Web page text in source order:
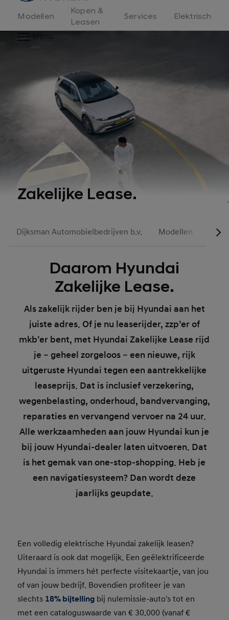
Modellen
Kopen &
Leasen
Services
Elektrisch
Zakelijke Lease.
Dijksman Automobielbedrijven b.v. Modellen
Daarom Hyundai
Zakelijke Lease.
Als zakelijk rijder ben je bij Hyundai aan het
juiste adres. Of je nu leaserijder, zzp’er of
mkb’er bent, met Hyundai Zakelijke Lease rijd
je – geheel zorgeloos – een nieuwe, rijk
uitgeruste Hyundai tegen een aantrekkelijke
leaseprijs. Dat is inclusief verzekering,
wegenbelasting, onderhoud, bandvervanging,
reparaties en vervangend vervoer na 24 uur.
Alle werkzaamheden aan jouw Hyundai kun je
bij jouw Hyundai-dealer laten uitvoeren. Dat
is het gemak van one-stop-shopping. Heb je
een navigatiesysteem? Dan wordt deze
jaarlijks geupdate.
Een volledig elektrische Hyundai zakelijk leasen?
Uiteraard is ook dat mogelijk. Een geëlektrificeerde
Hyundai is immers hét perfecte visitekaartje, van jou
of van jouw bedrijf. Bovendien profiteer je van
slechts 18% bijtelling bij nulemissie-auto's tot en
met een cataloguswaarde van € 30.000 (vanaf €